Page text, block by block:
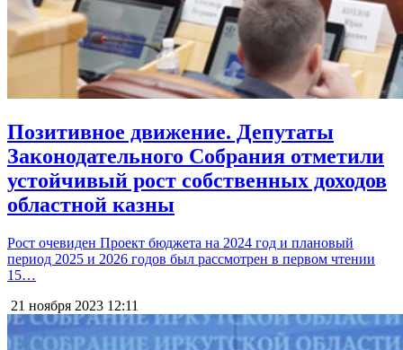
Позитивное движение. Депутаты
Законодательного Собрания отметили
устойчивый рост собственных доходов
областной казны
Рост очевиден Проект бюджета на 2024 год и плановый
период 2025 и 2026 годов был рассмотрен в первом чтении
15…
21 ноября 2023 12:11